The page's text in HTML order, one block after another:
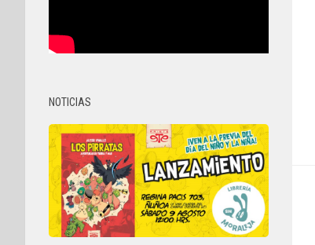
NOTICIAS